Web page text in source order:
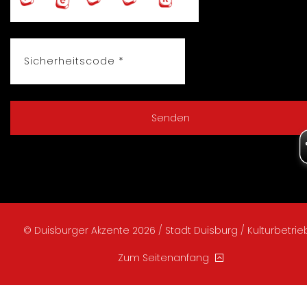
© Duisburger Akzente 2026 / Stadt Duisburg /
Zum Seitenanfang